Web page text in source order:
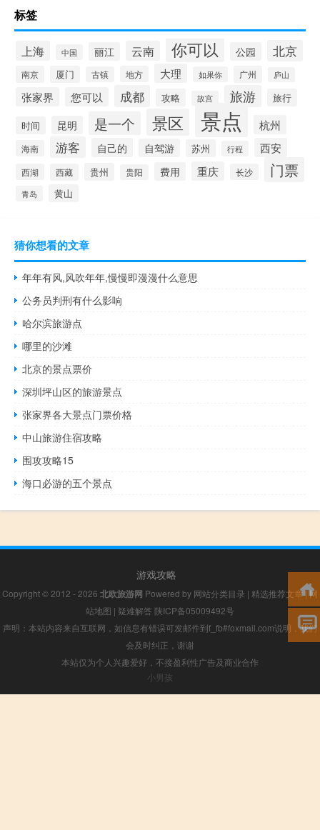
标签
上海 中国 丽江 云南 你可以 公园 北京
南京 厦门 古镇 地方 大理 如果你 广州 庐山
张家界 您可以 成都 攻略 故宫 旅游 旅行
时间 昆明 是一个 景区 景点 杭州
海南 游客 自己的 自驾游 苏州 行程 西安
西湖 西藏 贵州 贵阳 费用 重庆 长沙 门票
青岛 黄山
猜你想看的文章
年年有风,风吹年年,慢慢即漫漫什么意思
公务员判刑有什么影响
哈尔滨旅游点
哪里的沙滩
北京的景点票价
深圳坪山区的旅游景点
张家界各大景点门票价格
中山旅游住宿攻略
围攻攻略15
海口必游的五个景点
游戏攻略
Copyright © 2012 - 2026 北欧旅游网 Powered by 网站分类目录 | 精选推荐文章|网
站地图 | 疑难解答 陕ICP备05009492号
声明：本站内容来自互联网，如信息有错误可发邮件到f_fb#foxmail.com说明，我们
会及时纠正，谢谢
本站仅为个人兴趣爱好，不接盈利性广告及商业合作
小男孩